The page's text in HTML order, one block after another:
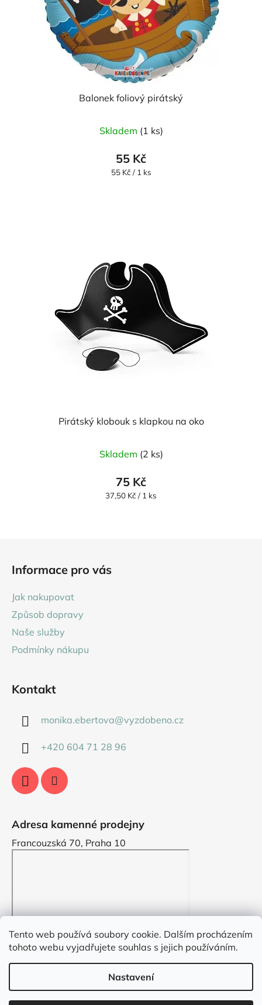
Tento web používá soubory cookie. Dalším procházením
tohoto webu vyjadřujete souhlas s jejich používáním.
Nastavení
Balonek foliový pirátský
Skladem (1 ks)
55 Kč
Měrná
55 Kč / 1 ks
Pirátský klobouk s klapkou na oko
Skladem (2 ks)
75 Kč
Měrná
37,50 Kč / 1 ks
Informace pro vás
Jak nakupovat
Způsob dopravy
Naše služby
Podmínky nákupu
Kontakt
monika.ebertova@vyzdobeno.cz
+420 604 71 28 96
Adresa kamenné prodejny
Francouzská 70, Praha 10